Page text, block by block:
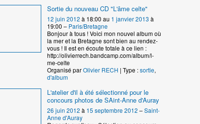
Sortie du nouveau CD "L'âme celte"
12 juin 2012 à 18:00 au 1 janvier 2013 à
19:00 – Paris/Bretagne
Bonjour à tous ! Voici mon nouvel album où
la mer et la Bretagne sont bien au rendez-
vous ! Il est en écoute totale à ce lien :
http://olivierrech.bandcamp.com/album/l-
me-celte
Organisé parOlivier RECH | Type :sortie,
d'album
L'atelier d'il à été sélectionné pour le
concours photos de SAint-Anne d'Auray
26 juin 2012 à 15 septembre 2012 –Saint-
Anne d'Auray